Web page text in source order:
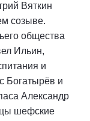
Вяткин
созыве.
общества
Ильин,
и
Богатырёв и
Александр
шефские